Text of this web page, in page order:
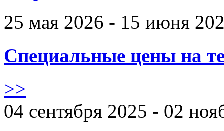
25 мая 2026 - 15 июня
Специальные цены на
>>
04 сентября 2025 - 02